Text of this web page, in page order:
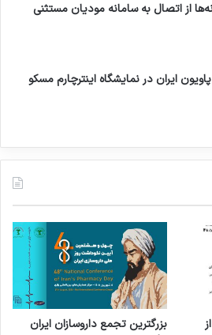
از اتصال به سامانه مودیان مستثنی
ایران در نمایشگاه اینترچارم مسکو
بزرگترین تجمع داروسازان ایران